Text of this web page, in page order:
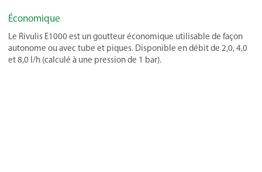
Économique
Le Rivulis E1000 est un goutteur économique utilisable de façon
autonome ou avec tube et piques. Disponible en débit de 2,0, 4,0
et 8,0 l/h (calculé à une pression de 1 bar).